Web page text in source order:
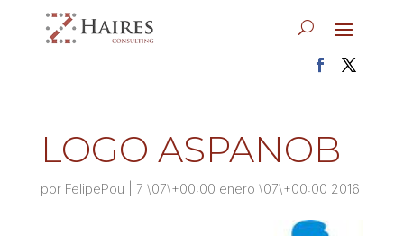
LOGO ASPANOB
por FelipePou 7 \07\+00:00 enero \07\+00:00 2016